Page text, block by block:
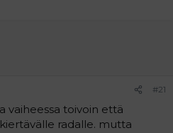
#21
vaiheessa toivoin että
radalle. mutta